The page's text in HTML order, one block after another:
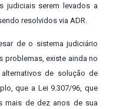
judiciais serem levados a
resolvidos via ADR.
de o sistema judiciário
problemas, existe ainda no
de solução de
que a Lei 9.307/96, que
mais de dez anos de sua